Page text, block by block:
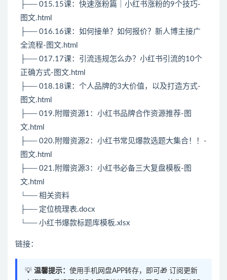
├── 015.15课：快速涨粉篇｜小红书涨粉的9个技巧-
图文.html
├── 016.16课：如何接单？如何报价？新人博主接广
全流程-图文.html
├── 017.17课：引流违规怎么办？小红书引流的10个
正确方式-图文.html
├── 018.18课：个人品牌的3大价值，以及打造方式-
图文.html
├── 019.附赠资源1：小红书品牌合作资源推荐-图
文.html
├── 020.附赠资源2：小红书常见爆款选题大集合！！-
图文.html
├── 021.附赠资源3：小红书必备三大复盘模板-图
文.html
└── 相关资料
├── 定位梳理表.docx
└── 小红书爆款标题库模板.xlsx
链接：
💡 温馨提示： 使用手机网盘APP转存，即可🎁 订阅更新